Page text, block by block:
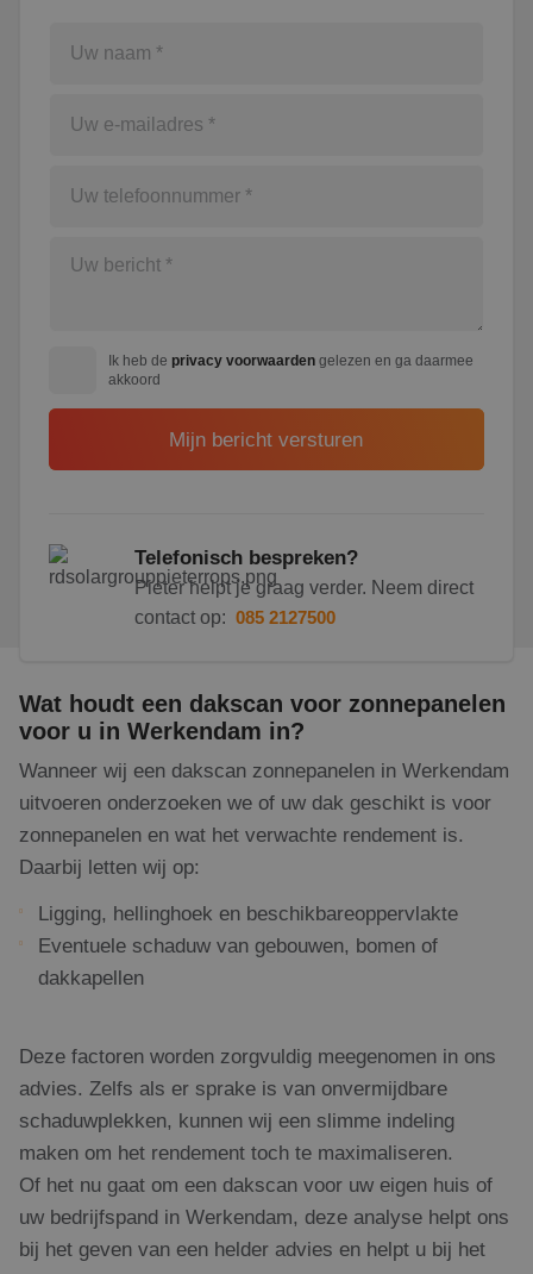
Ik heb de privacy voorwaarden gelezen en ga daarmee
akkoord
Telefonisch bespreken?
Pieter helpt je graag verder. Neem direct
contact op: 085 2127500
Wat houdt een dakscan voor zonnepanelen
voor u in Werkendam in?
Wanneer wij een dakscan zonnepanelen in Werkendam
uitvoeren onderzoeken we of uw dak geschikt is voor
zonnepanelen en wat het verwachte rendement is.
Daarbij letten wij op:
Ligging, hellinghoek en beschikbareoppervlakte
Eventuele schaduw van gebouwen, bomen of
dakkapellen
Deze factoren worden zorgvuldig meegenomen in ons
advies. Zelfs als er sprake is van onvermijdbare
schaduwplekken, kunnen wij een slimme indeling
maken om het rendement toch te maximaliseren.
Of het nu gaat om een dakscan voor uw eigen huis of
uw bedrijfspand in Werkendam, deze analyse helpt ons
bij het geven van een helder advies en helpt u bij het